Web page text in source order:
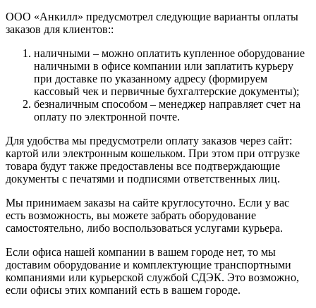
ООО «Анкилл» предусмотрел следующие варианты оплаты
заказов для клиентов::
наличными – можно оплатить купленное оборудование
наличными в офисе компании или заплатить курьеру
при доставке по указанному адресу (формируем
кассовый чек и первичные бухгалтерские документы);
безналичным способом – менеджер направляет счет на
оплату по электронной почте.
Для удобства мы предусмотрели оплату заказов через сайт:
картой или электронным кошельком. При этом при отгрузке
товара будут также предоставлены все подтверждающие
документы с печатями и подписями ответственных лиц.
Мы принимаем заказы на сайте круглосуточно. Если у вас
есть возможность, вы можете забрать оборудование
самостоятельно, либо воспользоваться услугами курьера.
Если офиса нашей компании в вашем городе нет, то мы
доставим оборудование и комплектующие транспортными
компаниями или курьерской службой СДЭК. Это возможно,
если офисы этих компаний есть в вашем городе.